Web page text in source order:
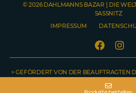
© 2026 DAHLMANNS BAZAR | DIE
SASSNITZ
IMPRESSUM
Facebook
> GEFÖRDERT VON DER BEAUFTRAGTEN
FÜR KULTUR UND